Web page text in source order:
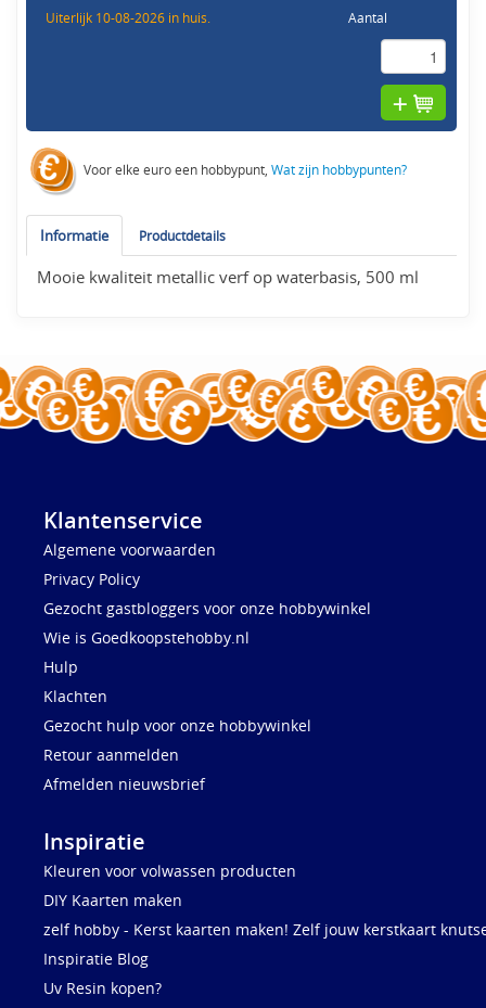
Uiterlijk 10-08-2026 in huis.
Aantal
Voor elke euro een hobbypunt,Wat zijn hobbypunten?
Informatie Productdetails
Mooie kwaliteit metallic verf op waterbasis, 500 ml
Klantenservice
Algemene voorwaarden
Privacy Policy
Gezocht gastbloggers voor onze hobbywinkel
Wie is Goedkoopstehobby.nl
Hulp
Klachten
Gezocht hulp voor onze hobbywinkel
Retour aanmelden
Afmelden nieuwsbrief
Inspiratie
Kleuren voor volwassen producten
DIY Kaarten maken
zelf hobby - Kerst kaarten maken! Zelf jouw kerstkaart
Inspiratie Blog
Uv Resin kopen?